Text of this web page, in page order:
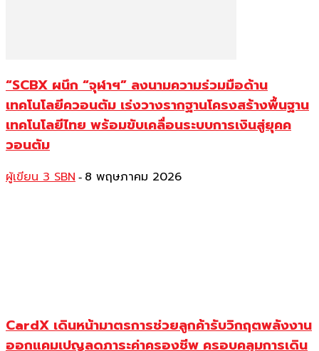
“SCBX ผนึก “จุฬาฯ” ลงนามความร่วมมือด้าน
เทคโนโลยีควอนตัม เร่งวางรากฐานโครงสร้างพื้นฐาน
เทคโนโลยีไทย พร้อมขับเคลื่อนระบบการเงินสู่ยุคค
วอนตัม
ผู้เขียน 3 SBN - 8 พฤษภาคม 2026
CardX เดินหน้ามาตรการช่วยลูกค้ารับวิกฤตพลังงาน
ออกแคมเปญลดภาระค่าครองชีพ ครอบคลุมการเดิน